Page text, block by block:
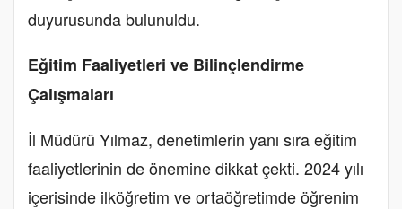
duyurusunda bulunuldu.
Eğitim Faaliyetleri ve Bilinçlendirme
Çalışmaları
İl Müdürü Yılmaz, denetimlerin yanı sıra eğitim
faaliyetlerinin de önemine dikkat çekti. 2024 yılı
içerisinde ilköğretim ve ortaöğretimde öğrenim